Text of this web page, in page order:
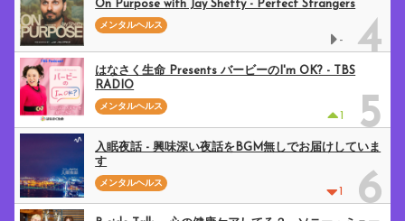
- 4
On Purpose with Jay Shetty - Perfect Strangers
メンタルヘルス
1 5
はなさく生命 Presents バービーのI'm OK? - TBS
RADIO
メンタルヘルス
1 6
入眠夜話 - 興味深い夜話をBGM無しでお届けしていま
す
メンタルヘルス